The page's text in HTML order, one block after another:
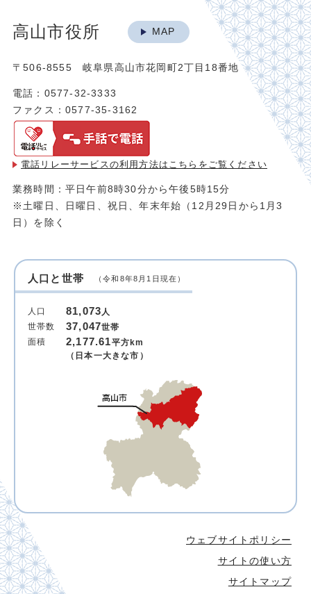
高山市役所 MAP
〒506-8555 岐阜県高山市花岡町2丁目18番地
電話：0577-32-3333
ファクス：0577-35-3162
電話リレーサービスの利用方法は こちらをご覧ください
業務時間：平日午前8時30分から午後5時15分
※土曜日、日曜日、祝日、年末年始（12月29日から1月3
日）を除く
人口と世帯 （令和8年8月1日現在）
人口 81,073人
世帯数
37,047世帯
面積
2,177.61平方km
（日本一大きな市）
ウェブサイトポリシー
サイトの使い方
サイトマップ